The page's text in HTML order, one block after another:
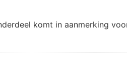
komt in aanmerking